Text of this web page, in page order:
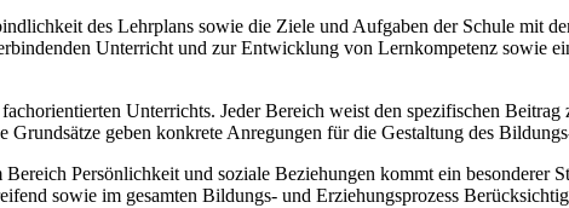
des Lehrplans sowie die Ziele und Aufgaben der Schule mit
Unterricht und zur Entwicklung von Lernkompetenz sowie
Unterrichts. Jeder Bereich weist den spezifischen
geben konkrete Anregungen für die Gestaltung des
Persönlichkeit und soziale Beziehungen kommt ein besonderer
sowie im gesamten Bildungs- und Erziehungsprozess